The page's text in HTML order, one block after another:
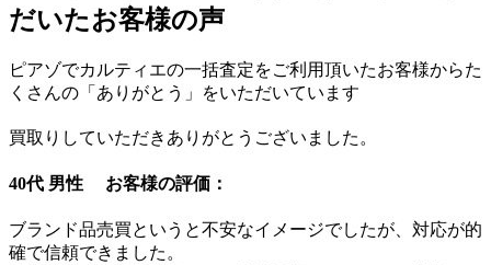
だいたお客様の声
ピアゾでカルティエの一括査定をご利用頂いたお客様からた
くさんの「ありがとう」をいただいています
買取りしていただきありがとうございました。
40代 男性 お客様の評価：
ブランド品売買というと不安なイメージでしたが、対応が的
確で信頼できました。